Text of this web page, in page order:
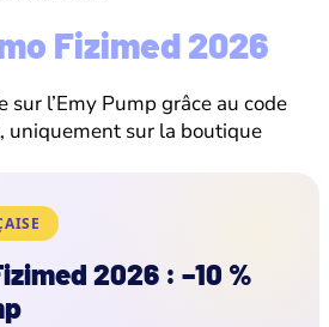
Fizimed 2026
sur l’Emy Pump grâce au code
, uniquement sur la boutique
2026 : −10 %